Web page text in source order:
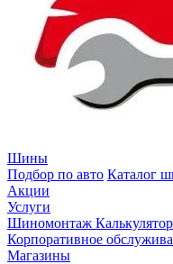
Шины
Подбор по авто Каталог
Акции
Услуги
Шиномонтаж
Корпоративное
Магазины